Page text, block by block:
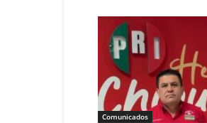
Comunicados